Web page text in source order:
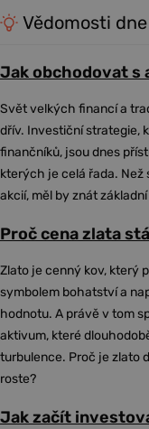
Vědomosti dne
Jak obchodovat s
Svět velkých financí a
dřív. Investiční strategie,
finančníků, jsou dnes
kterých je celá řada.
akcií, měl by znát
Proč cena zlata
Zlato je cenný kov, který
symbolem bohatství a
hodnotu. A právě v tom
aktivum, které
turbulence. Proč je zlato
roste?
Jak začít